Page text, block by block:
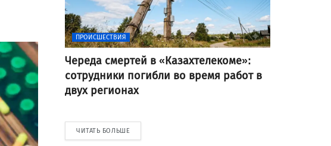
ПРОИСШЕСТВИЯ
Череда смертей в «Казахтелекоме»:
сотрудники погибли во время работ в
двух регионах
ЧИТАТЬ БОЛЬШЕ